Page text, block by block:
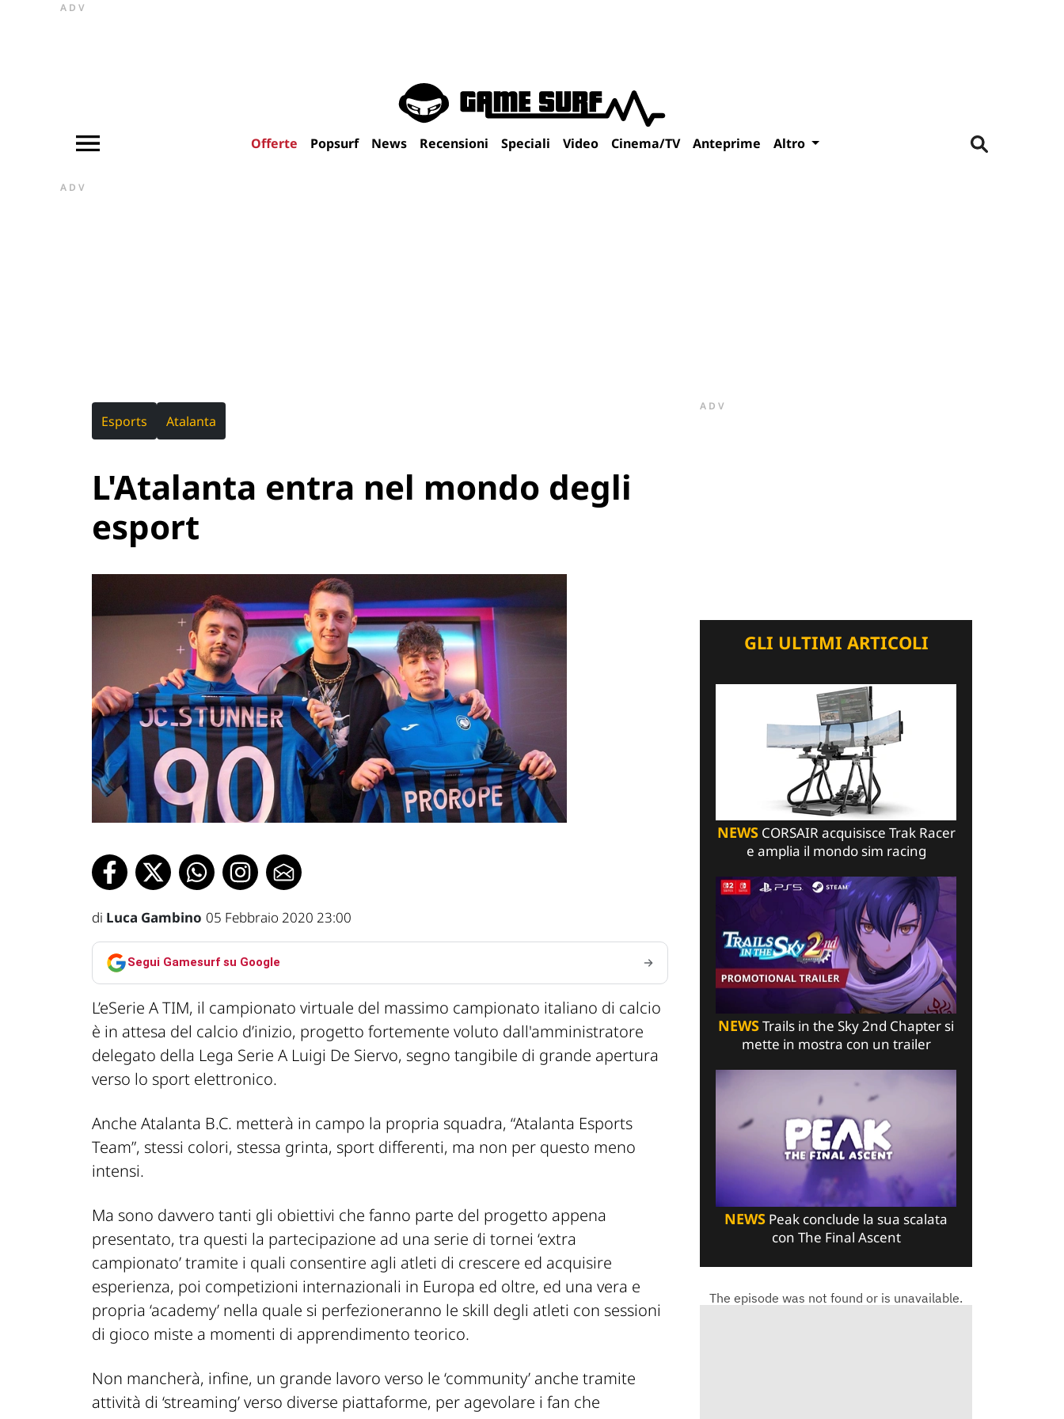
ADV
Offerte Popsurf News Recensioni Speciali Video Cinema/TV Anteprime Altro
ADV
Esports Atalanta
L'Atalanta entra nel mondo degli
esport
di Luca Gambino 05 Febbraio 2020 23:00
Segui Gamesurf su Google
L’eSerie A TIM, il campionato virtuale del massimo campionato italiano di calcio
è in attesa del calcio d’inizio, progetto fortemente voluto dall'amministratore
delegato della Lega Serie A Luigi De Siervo, segno tangibile di grande apertura
verso lo sport elettronico.
Anche Atalanta B.C. metterà in campo la propria squadra, “Atalanta Esports
Team”, stessi colori, stessa grinta, sport differenti, ma non per questo meno
intensi.
Ma sono davvero tanti gli obiettivi che fanno parte del progetto appena
presentato, tra questi la partecipazione ad una serie di tornei ‘extra
campionato’ tramite i quali consentire agli atleti di crescere ed acquisire
esperienza, poi competizioni internazionali in Europa ed oltre, ed una vera e
propria ‘academy’ nella quale si perfezioneranno le skill degli atleti con sessioni
di gioco miste a momenti di apprendimento teorico.
Non mancherà, infine, un grande lavoro verso le ‘community’ anche tramite
attività di ‘streaming’ verso diverse piattaforme, per agevolare i fan che
ADV
GLI ULTIMI ARTICOLI
NEWSCORSAIR acquisisce Trak Racer
e amplia il mondo sim racing
NEWSTrails in the Sky 2nd Chapter si
mette in mostra con un trailer
NEWS Peak conclude la sua scalata
con The Final Ascent